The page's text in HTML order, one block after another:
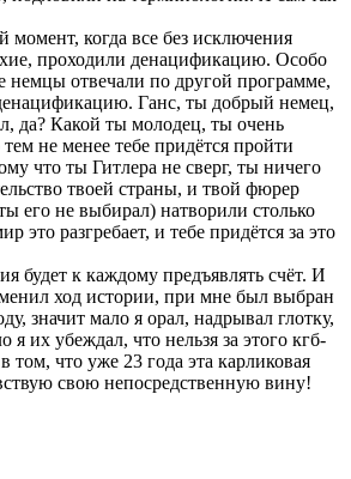
момент, когда все без исключения
проходили денацификацию. Особо
немцы отвечали по другой программе,
Ганс, ты добрый немец,
да? Какой ты молодец, ты очень
не менее тебе придётся пройти
что ты Гитлера не сверг, ты ничего
твоей страны, и твой фюрер
его не выбирал) натворили столько
это разгребает, и тебе придётся за это
будет к каждому предъявлять счёт. И
ход истории, при мне был выбран
значит мало я орал, надрывал глотку,
я их убеждал, что нельзя за этого кгб-
том, что уже 23 года эта карликовая
свою непосредственную вину!